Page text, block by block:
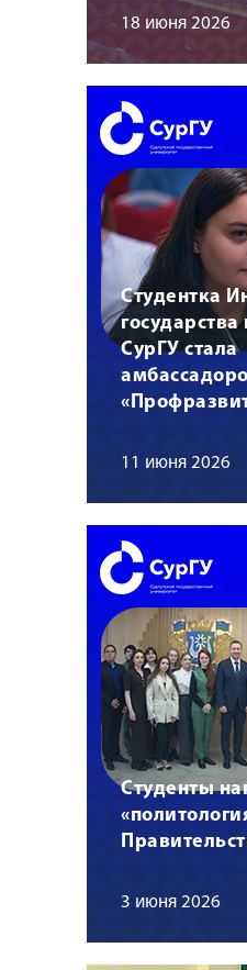
18 июня 2026
Студентка
СурГУ стала
11 июня 2026
Студенты
3 июня 2026